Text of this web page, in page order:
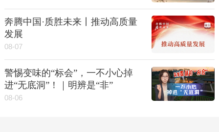
奔腾中国·质胜未来丨推动高质量
发展
08-07
警惕变味的“标会”，一不小心掉
进“无底洞”！｜明辨是“非”
08-06